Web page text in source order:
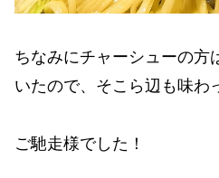
ちなみにチャーシューの方
いたので、そこら辺も味わ
ご馳走様でした！